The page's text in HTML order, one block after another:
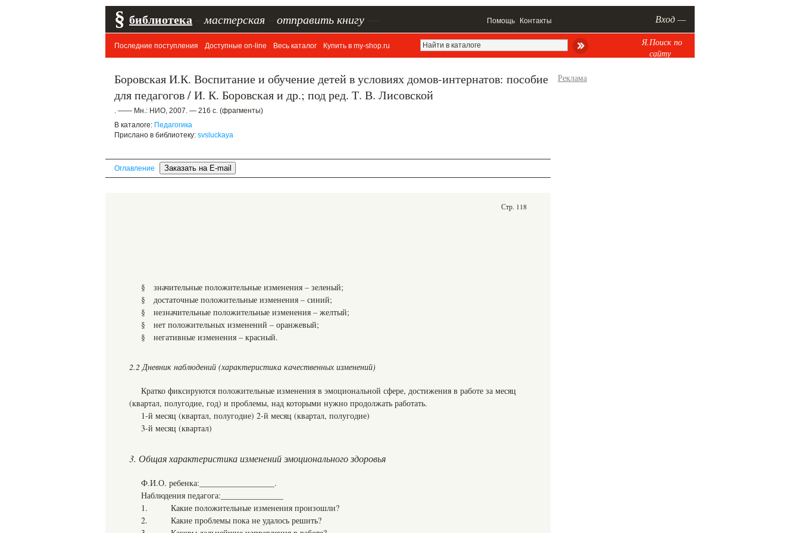
§ библиотека мастерская отправить книгу Помощь Контакты Вход —
Последние поступления Доступные on-line Весь каталог Купить в my-shop.ru
Я.Поиск по
сайту
Боровская И.К. Воспитание и обучение детей в условиях домов-интернатов: пособие
для педагогов / И. К. Боровская и др.; под ред. Т. В. Лисовской
. —— Мн.: НИО, 2007. — 216 с. (фрагменты)
В каталоге: Педагогика
Прислано в библиотеку: svsluckaya
Оглавление
Стр. 118
§ значительные положительные изменения – зеленый;
§ достаточные положительные изменения – синий;
§ незначительные положительные изменения – желтый;
§ нет положительных изменений – оранжевый;
§ негативные изменения – красный.
2.2 Дневник наблюдений (характеристика качественных изменений)
Кратко фиксируются положительные изменения в эмоциональной сфере, достижения в работе за месяц
(квартал, полугодие, год) и проблемы, над которыми нужно продолжать работать.
1-й месяц (квартал, полугодие) 2-й месяц (квартал, полугодие)
3-й месяц (квартал)
3. Общая характеристика изменений эмоционального здоровья
Ф.И.О. ребенка:__________________.
Наблюдения педагога:_______________
1. Какие положительные изменения произошли?
2. Какие проблемы пока не удалось решить?
Реклама